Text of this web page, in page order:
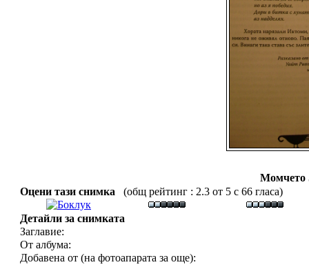
Момчето
Оцени тази снимка
(общ рейтинг : 2.3 от 5 с 66 гласа)
Детайли за снимката
Заглавие:
От албума:
Добавена от (на фотоапарата за още):